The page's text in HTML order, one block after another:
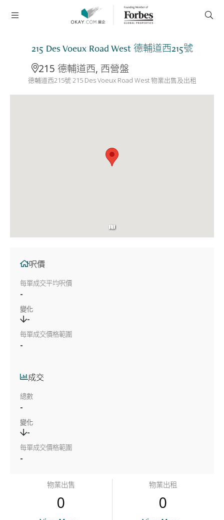
215 Des Voeux Road West 德輔道西215號
215 德輔道西, 西營盤
德輔道西215號 215 Des Voeux Road West 物業出售及出租
呎價
每單成交平均呎價
-
變化
-
每單成交價格範圍
-
成交
總數
-
變化
-
每單成交價格範圍
-
物業出售
0
物業出租
0